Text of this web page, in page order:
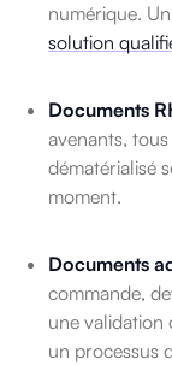
numérique. Un
solution
Documents
avenants,
dématérialisé
moment.
Documents
commande,
une validation
un processus